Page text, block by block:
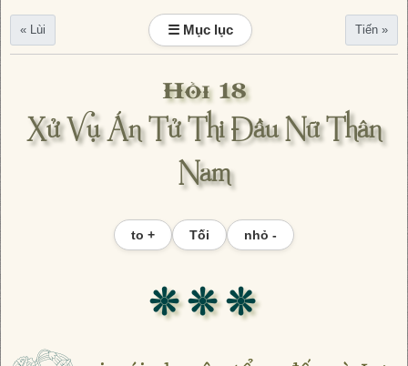
« Lùi ☰ Mục lục Tiến »
Hồi 18
Xử Vụ Án Tử Thi Đầu Nữ Thân
Nam
to + Tối nhỏ -
❊ ❊ ❊